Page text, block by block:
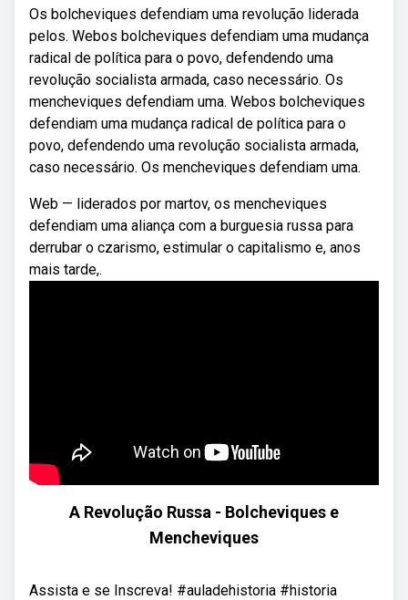
Os bolcheviques defendiam uma revolução liderada
pelos. Webos bolcheviques defendiam uma mudança
radical de política para o povo, defendendo uma
revolução socialista armada, caso necessário. Os
mencheviques defendiam uma. Webos bolcheviques
defendiam uma mudança radical de política para o
povo, defendendo uma revolução socialista armada,
caso necessário. Os mencheviques defendiam uma.
Web — liderados por martov, os mencheviques
defendiam uma aliança com a burguesia russa para
derrubar o czarismo, estimular o capitalismo e, anos
mais tarde,.
A Revolução Russa - Bolcheviques e
Mencheviques
Assista e se Inscreva! #auladehistoria #historia